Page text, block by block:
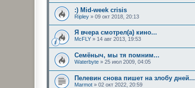
:) Mid-week crisis
Ripley » 09 окт 2018, 20:13
Я вчера смотрел(а) кино...
McFLY » 14 авг 2013, 19:53
Семёныч, мы тя помним...
Waterbyte » 25 июл 2009, 04:05
Пелевин снова пишет на злобу дней...
Marmot » 02 окт 2022, 20:59